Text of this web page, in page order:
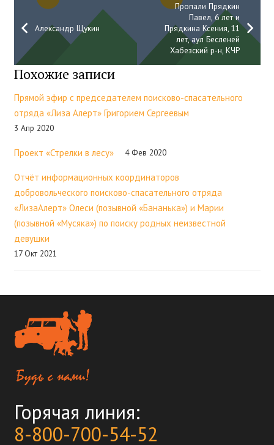
Александр Щукин
Пропали Прядкин
Павел, 6 лет и
Прядкина Ксения, 11
лет, аул Бесленей
Хабезский р-н, КЧР
Похожие записи
Прямой эфир с председателем поисково-спасательного
отряда «Лиза Алерт» Григорием Сергеевым
3 Апр 2020
Проект «Стрелки в лесу» 4 Фев 2020
Отчёт информационных координаторов
добровольческого поисково-спасательного отряда
«ЛизаАлерт» Олеси (позывной «Бананька») и Марии
(позывной «Мусяка») по поиску родных неизвестной
девушки
17 Окт 2021
Горячая линия:
8-800-700-54-52